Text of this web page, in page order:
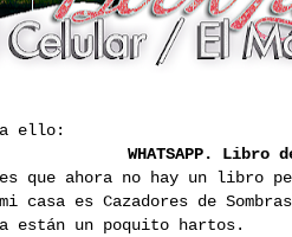
a ello:
WHATSAPP.
Libro
que ahora no hay un libro
casa es Cazadores de
están un poquito hartos.